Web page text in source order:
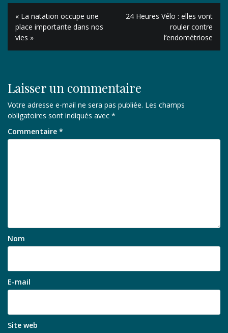
Navigation
de
l’article
« La natation occupe une
place importante dans nos
vies »
24 Heures Vélo : elles vont
rouler contre
l’endométriose
Laisser un commentaire
Votre adresse e-mail ne sera pas publiée. Les champs
obligatoires sont indiqués avec *
Commentaire *
Nom
E-mail
Site web